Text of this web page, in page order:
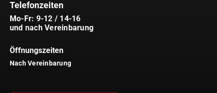
Telefonzeiten
Mo-Fr: 9-12 / 14-16
und nach Vereinbarung
Öffnungszeiten
Nach Vereinbarung